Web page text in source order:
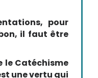
pour
il faut être
le Catéchisme
une vertu qui